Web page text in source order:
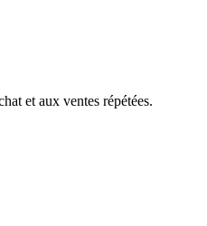
et aux ventes répétées.